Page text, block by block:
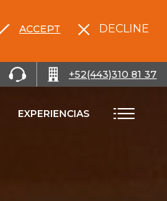
+52(443)310 81 37
EXPERIENCIAS
ACCEPT DECLINE